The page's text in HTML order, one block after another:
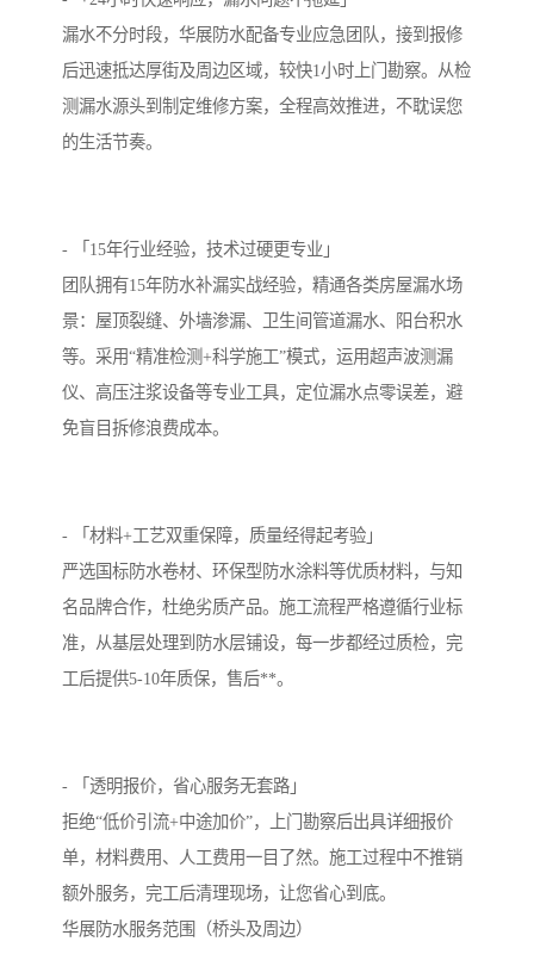
漏水不分时段，华展防水配备专业应急团队，接到报修
后迅速抵达厚街及周边区域，较快1小时上门勘察。从检
测漏水源头到制定维修方案，全程高效推进，不耽误您
的生活节奏。
- 「15年行业经验，技术过硬更专业」
团队拥有15年防水补漏实战经验，精通各类房屋漏水场
景：屋顶裂缝、外墙渗漏、卫生间管道漏水、阳台积水
等。采用“精准检测+科学施工”模式，运用超声波测漏
仪、高压注浆设备等专业工具，定位漏水点零误差，避
免盲目拆修浪费成本。
- 「材料+工艺双重保障，质量经得起考验」
严选国标防水卷材、环保型防水涂料等优质材料，与知
名品牌合作，杜绝劣质产品。施工流程严格遵循行业标
准，从基层处理到防水层铺设，每一步都经过质检，完
工后提供5-10年质保，售后**。
- 「透明报价，省心服务无套路」
拒绝“低价引流+中途加价”，上门勘察后出具详细报价
单，材料费用、人工费用一目了然。施工过程中不推销
额外服务，完工后清理现场，让您省心到底。
华展防水服务范围（桥头及周边）